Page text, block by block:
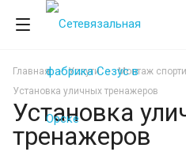
Главная Услуги
Монтаж
Установка уличных тренажеров
Установка
тренажеров